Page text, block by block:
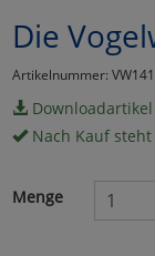
Die
Artikelnummer:
Downloadartikel
Nach Kauf steht
Menge
Marketing
Umfragetools